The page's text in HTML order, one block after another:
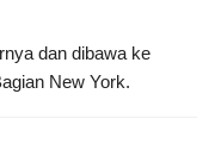
dan dibawa ke
New York.